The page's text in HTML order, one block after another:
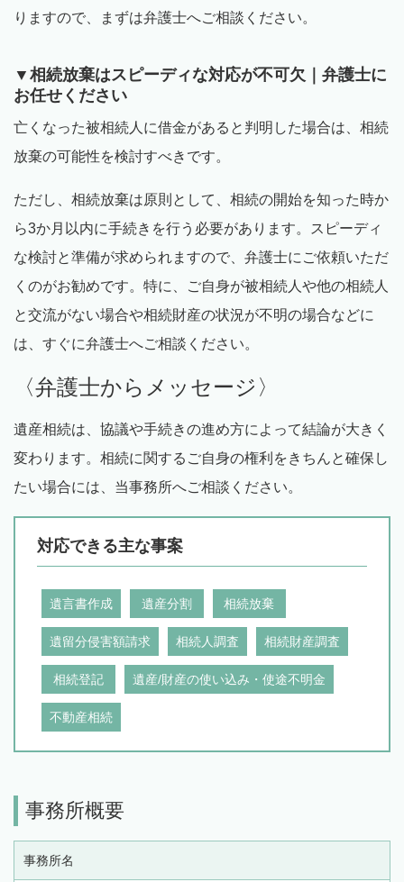
りますので、まずは弁護士へご相談ください。
▼相続放棄はスピーディな対応が不可欠｜弁護士に
お任せください
亡くなった被相続人に借金があると判明した場合は、相続
放棄の可能性を検討すべきです。
ただし、相続放棄は原則として、相続の開始を知った時か
ら3か月以内に手続きを行う必要があります。スピーディ
な検討と準備が求められますので、弁護士にご依頼いただ
くのがお勧めです。特に、ご自身が被相続人や他の相続人
と交流がない場合や相続財産の状況が不明の場合などに
は、すぐに弁護士へご相談ください。
〈弁護士からメッセージ〉
遺産相続は、協議や手続きの進め方によって結論が大きく
変わります。相続に関するご自身の権利をきちんと確保し
たい場合には、当事務所へご相談ください。
対応できる主な事案
遺言書作成 遺産分割 相続放棄
遺留分侵害額請求 相続人調査 相続財産調査
相続登記 遺産/財産の使い込み・使途不明金
不動産相続
事務所概要
事務所名